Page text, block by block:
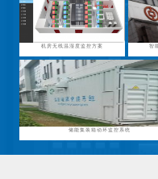
机房无线温湿度监控方案 智
储能集装箱动环监控系统